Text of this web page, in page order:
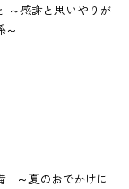
～感謝と思いやりが
～夏のおでかけに